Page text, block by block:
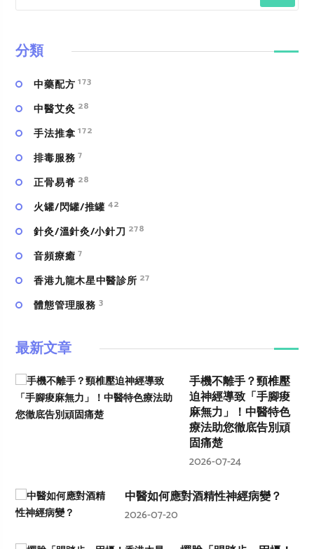
分類
中藥配方 173
中醫艾灸 28
手法推拿 172
排毒服務 7
正骨易脊 28
火罐/閃罐/推罐 42
針灸/溫針灸/小針刀 278
⾳頻療癒 7
香港九龍木星中醫診所 27
體態管理服務 3
最新文章
手機不離手？頸椎壓
迫神經導致「手腳痠
麻無力」！中醫特色
療法助您徹底告別頑
固痛楚
2026-07-24
中醫如何應對酒精性神經病變？
2026-07-20